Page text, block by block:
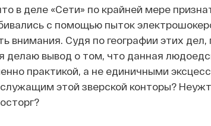
в деле «Сети» по крайней мере
с помощью пыток
внимания. Судя по географии этих
делаю вывод о том, что данная
практикой, а не единичными
этой зверской конторы?